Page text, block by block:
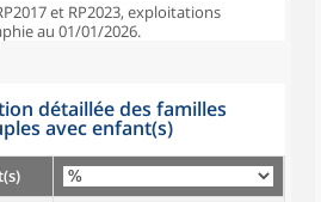
et RP2023, exploitations
au 01/01/2026.
détaillée des familles
avec enfant(s)